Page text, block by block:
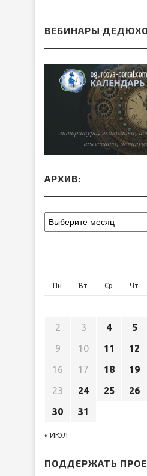
ВЕБИНАРЫ
АРХИВ:
Пн Вт Ср Чт
« ИЮЛ
2
3 4 5
9
10 11 12
16
17 18 19
23
24 25 26
30
31
ПОДДЕРЖАТЬ